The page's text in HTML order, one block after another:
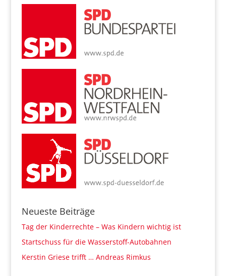
Neueste Beiträge
Tag der Kinderrechte – Was Kindern wichtig ist
Startschuss für die Wasserstoff-Autobahnen
Kerstin Griese trifft … Andreas Rimkus